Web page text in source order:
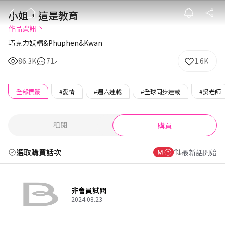
小姐，這是教育
小姐，這是教育
作品資訊
巧克力妖精&Phuphen&Kwan
86.3K
71 1.6K
全部標籤 #愛情 #週六連載 #全球同步連載 #吳老師
租閱 購買
選取購買話次 最新話開始
非會員試閱
2024.08.23